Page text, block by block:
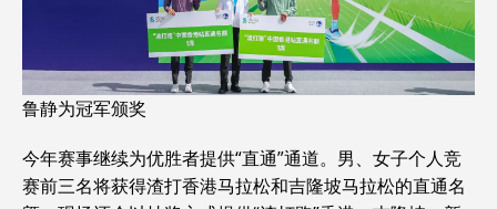
鲁静为冠军颁奖
今年赛事继续为优胜者提供“直通”通道。男、女子个人竞
赛前三名将获得渣打香港马拉松和吉隆坡马拉松的直通名